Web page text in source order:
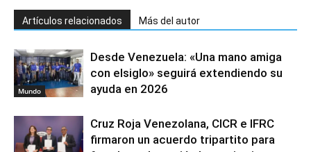
Artículos relacionados Más del autor
Mundo
Desde Venezuela: «Una mano amiga
con elsiglo» seguirá extendiendo su
ayuda en 2026
Cruz Roja Venezolana, CICR e IFRC
firmaron un acuerdo tripartito para